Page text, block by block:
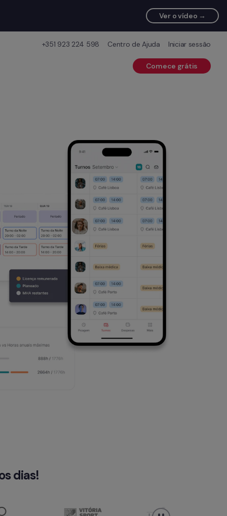
Ver o vídeo →
+351 923 224 598 Centro de Ajuda Iniciar sessão
Comece grátis
dias!